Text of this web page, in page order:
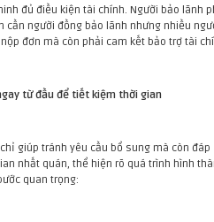
đủ điều kiện tài chính. Người bảo
cần người đồng bảo lãnh nhưng nhiều
đơn mà còn phải cam kết bảo trợ tài
từ đầu để tiết kiệm thời gian
giúp tránh yêu cầu bổ sung mà còn
nhất quán, thể hiện rõ quá trình hình
quan trọng: